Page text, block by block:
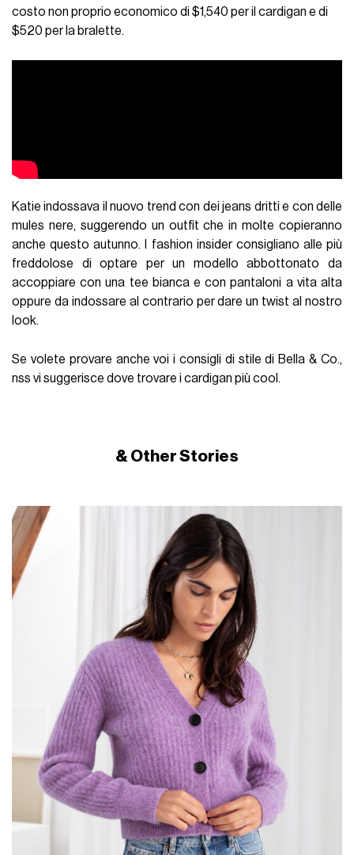
costo non proprio economico di $1,540 per il cardigan e di
$520 per la bralette.
Katie indossava il nuovo trend con dei jeans dritti e con delle
mules nere, suggerendo un outfit che in molte copieranno
anche questo autunno. I fashion insider consigliano alle più
freddolose di optare per un modello abbottonato da
accoppiare con una tee bianca e con pantaloni a vita alta
oppure da indossare al contrario per dare un twist al nostro
look.
Se volete provare anche voi i consigli di stile di Bella & Co.,
nss vi suggerisce dove trovare i cardigan più cool.
& Other Stories